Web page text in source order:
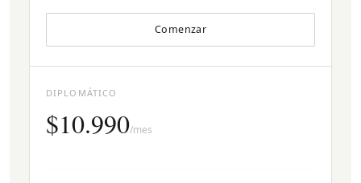
Comenzar
DIPLOMÁTICO
$10.990/mes